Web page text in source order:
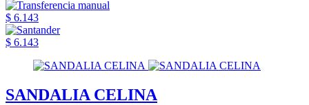
$ 6.143
$ 6.143
SANDALIA CELINA